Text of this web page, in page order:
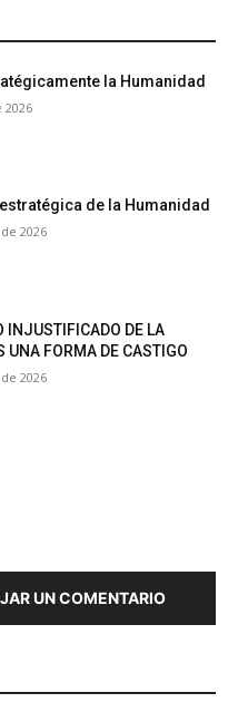
la Humanidad
2026
de la Humanidad
2026
INJUSTIFICADO DE LA
UNA FORMA DE CASTIGO
2026
UN COMENTARIO